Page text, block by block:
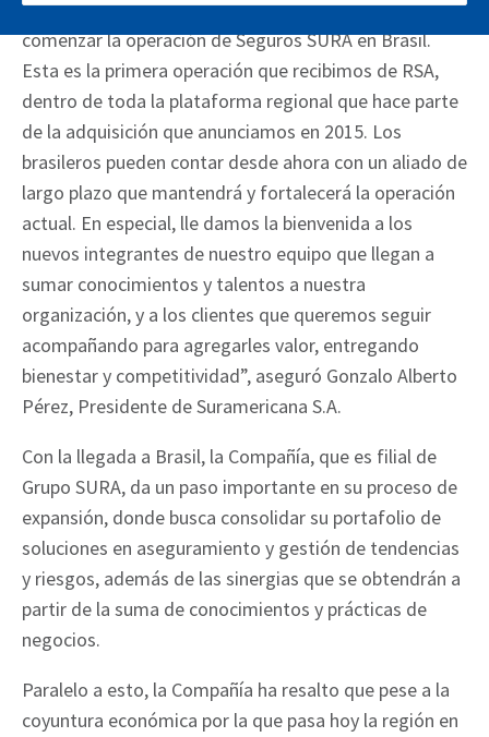
“Estamos muy contentos de concretar este proceso y
comenzar la operación de Seguros SURA en Brasil.
Esta es la primera operación que recibimos de RSA,
dentro de toda la plataforma regional que hace parte
de la adquisición que anunciamos en 2015. Los
brasileros pueden contar desde ahora con un aliado de
largo plazo que mantendrá y fortalecerá la operación
actual. En especial, lle damos la bienvenida a los
nuevos integrantes de nuestro equipo que llegan a
sumar conocimientos y talentos a nuestra
organización, y a los clientes que queremos seguir
acompañando para agregarles valor, entregando
bienestar y competitividad”, aseguró Gonzalo Alberto
Pérez, Presidente de Suramericana S.A.
Con la llegada a Brasil, la Compañía, que es filial de
Grupo SURA, da un paso importante en su proceso de
expansión, donde busca consolidar su portafolio de
soluciones en aseguramiento y gestión de tendencias
y riesgos, además de las sinergias que se obtendrán a
partir de la suma de conocimientos y prácticas de
negocios.
Paralelo a esto, la Compañía ha resalto que pese a la
coyuntura económica por la que pasa hoy la región en